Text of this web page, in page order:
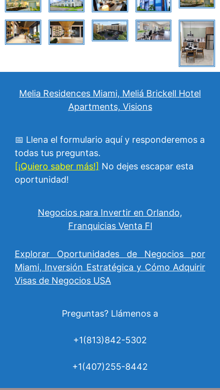
Melia Residences Miami, Meliá Brickell Hotel
Apartments, Visions
📅 Llena el formulario aquí y responderemos a
todas tus preguntas.
[¡Quiero saber más!] No dejes escapar esta
oportunidad!
Negocios para Invertir en Orlando,
Franquicias Venta Fl
Explorar Oportunidades de Negocios por
Miami, Inversión Estratégica y Cómo Adquirir
Visas de Negocios USA
Preguntas? Llámenos a
+1(813)842-5302
+1(407)255-8442